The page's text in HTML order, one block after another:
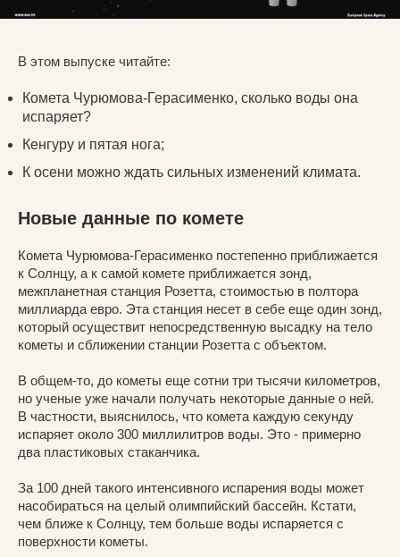
В этом выпуске читайте:
Комета Чурюмова-Герасименко, сколько воды она
испаряет?
Кенгуру и пятая нога;
К осени можно ждать сильных изменений климата.
Новые данные по комете
Комета Чурюмова-Герасименко постепенно приближается
к Солнцу, а к самой комете приближается зонд,
межпланетная станция Розетта, стоимостью в полтора
миллиарда евро. Эта станция несет в себе еще один зонд,
который осуществит непосредственную высадку на тело
кометы и сближении станции Розетта с объектом.
В общем-то, до кометы еще сотни три тысячи километров,
но ученые уже начали получать некоторые данные о ней.
В частности, выяснилось, что комета каждую секунду
испаряет около 300 миллилитров воды. Это - примерно
два пластиковых стаканчика.
За 100 дней такого интенсивного испарения воды может
насобираться на целый олимпийский бассейн. Кстати,
чем ближе к Солнцу, тем больше воды испаряется с
поверхности кометы.